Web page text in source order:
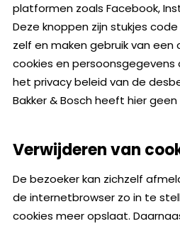
platformen zoals Facebook,
Deze knoppen zijn stukjes
zelf en maken gebruik van een
cookies en persoonsgegevens
het privacy beleid van de
Bakker & Bosch heeft hier
Verwijderen van
De bezoeker kan zichzelf
de internetbrowser zo in te
cookies meer opslaat.